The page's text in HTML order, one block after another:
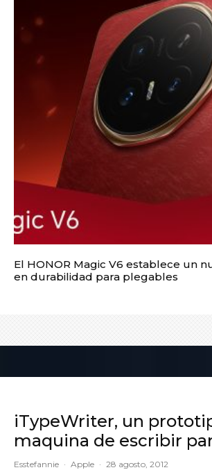
El HONOR Magic V6 establece un
en durabilidad para plegables
iTypeWriter, un
maquina de escribir
Esstefannie · Apple · 28 agosto, 2012